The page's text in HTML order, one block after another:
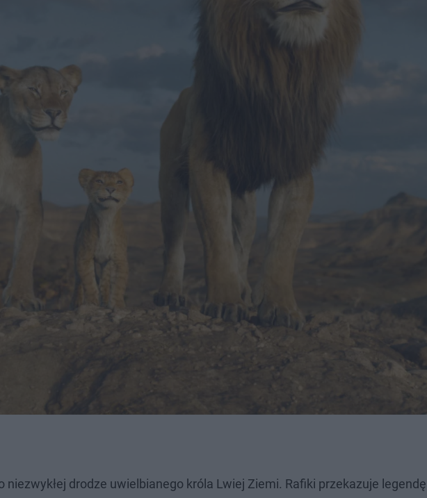
niezwykłej drodze uwielbianego króla Lwiej Ziemi. Rafiki przekazuje